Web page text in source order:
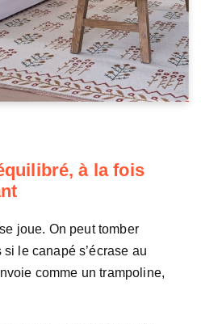
à la fois
joue. On peut tomber
le canapé s’écrase au
comme un trampoline,